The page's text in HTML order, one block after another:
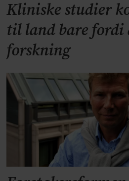
Kliniske studier
til land bare fordi
forskning